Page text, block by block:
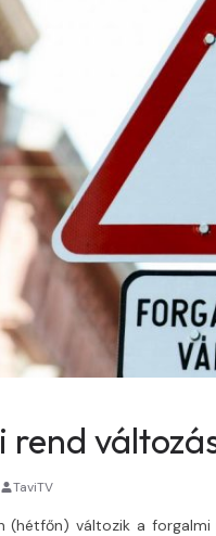
rend
TaviTV
(hétfőn) változik a